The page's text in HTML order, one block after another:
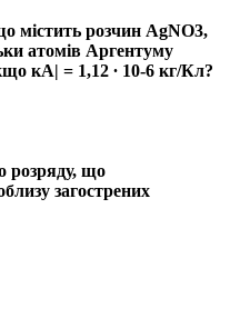
містить розчин AgNO3,
атомів Аргентуму
кА| = 1,12 ∙ 10-6 кг/Кл?
розряду, що
загострених